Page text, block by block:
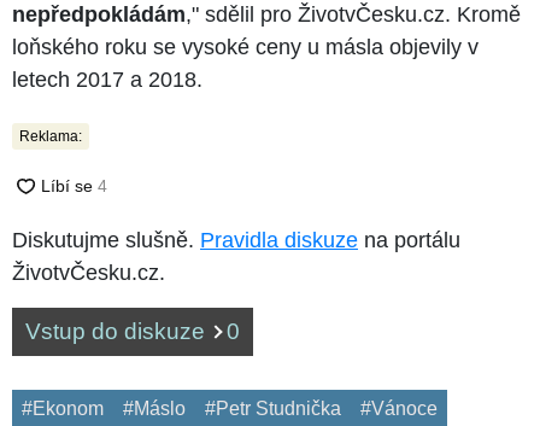
nepředpokládám," sdělil pro ŽivotvČesku.cz. Kromě
loňského roku se vysoké ceny u másla objevily v
letech 2017 a 2018.
Reklama:
Diskutujme slušně. Pravidla diskuze na portálu
ŽivotvČesku.cz.
Vstup do diskuze 0
#Ekonom #Máslo #Petr Studnička #Vánoce